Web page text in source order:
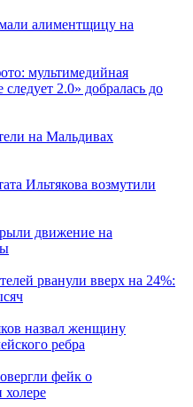
алиментщицу на
мультимедийная
2.0» добралась до
на Мальдивах
Ильтякова возмутили
движение на
рванули вверх на 24%:
назвал женщину
ребра
фейк о
холере